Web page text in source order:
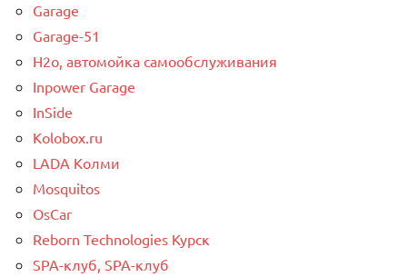
Garage
Garage-51
H2o, автомойка самообслуживания
Inpower Garage
InSide
Kolobox.ru
LADA Колми
Mosquitos
OsCar
Reborn Technologies Курск
SPA-клуб, SPA-клуб